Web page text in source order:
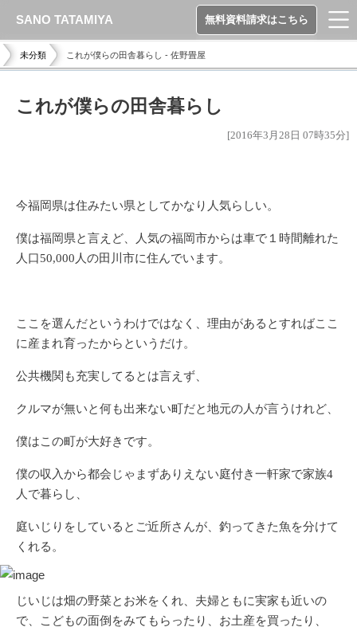
未分類 これが僕らの田舎暮らし - 佐野畳屋
これが僕らの田舎暮らし
[2016年3月28日 07時35分]
今福岡県は住みたい県としてかなり人気らしい。
僕は福岡県と言えど、人気の福岡市からは車で１時間離れた
人口50,000人の田川市に住んでいます。
ここを選んだというわけではなく、理由があるとすればここ
に産まれ育ったからというだけ。
公共機関も充実してるとは言えず、
クルマが無いと何も出来ない町だと地元の人が言うけれど、
僕はこの町が大好きです。
僕の収入から都会じゃまずありえない庭付き一軒家で家族4
人で暮らし、
庭いじりをしているとご近所さんが、釣ってきた魚を分けて
くれる。
じいじは畑の野菜とお米をくれ、夫婦ともに実家も近いの
で、こどもの面倒をみてもらったり、お土産を買ったり、
SANO TATAMIYA 無料資料請求はこちら